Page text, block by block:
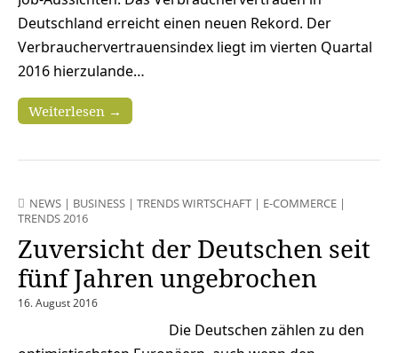
Deutschland erreicht einen neuen Rekord. Der
Verbrauchervertrauensindex liegt im vierten Quartal
2016 hierzulande…
Weiterlesen →
NEWS | BUSINESS | TRENDS WIRTSCHAFT | E-COMMERCE |
TRENDS 2016
Zuversicht der Deutschen seit
fünf Jahren ungebrochen
16. August 2016
Die Deutschen zählen zu den